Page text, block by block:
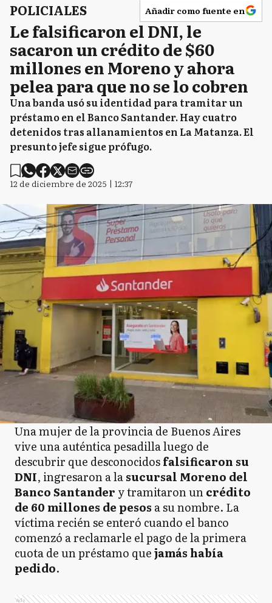
POLICIALES Añadir como fuente en
Le falsificaron el DNI, le
sacaron un crédito de $60
millones en Moreno y ahora
pelea para que no se lo cobren
Una banda usó su identidad para tramitar un
préstamo en el Banco Santander. Hay cuatro
detenidos tras allanamientos en La Matanza. El
presunto jefe sigue prófugo.
12 de diciembre de 2025 | 12:37
Una mujer de la provincia de Buenos Aires
vive una auténtica pesadilla luego de
descubrir que desconocidosfalsificaron su
DNI, ingresaron a lasucursal Moreno del
Banco Santander y tramitaron uncrédito
de 60 millones de pesos a su nombre. La
víctima recién se enteró cuando el banco
comenzó a reclamarle el pago de la primera
cuota de un préstamo quejamás había
pedido.
Ads